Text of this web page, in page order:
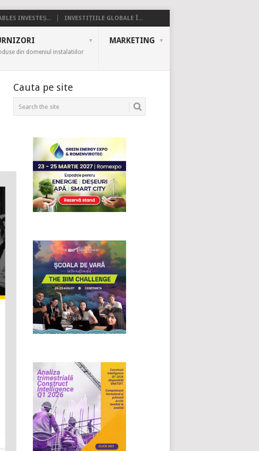
INVESTEȘ... INVESTIȚIILE GLOBALE Î...
din domeniul instalatiilor
MARKETING
Cauta pe site